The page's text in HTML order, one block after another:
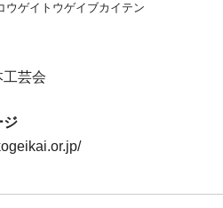
ウゲイトウゲイブカイテン
芸会
ジ